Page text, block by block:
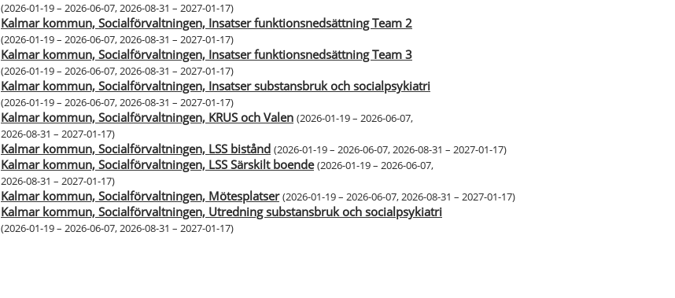
(2026-01-19 – 2026-06-07,2026-08-31 – 2027-01-17)
Kalmar kommun, Socialförvaltningen, Insatser funktionsnedsättning Team 2
(2026-01-19 – 2026-06-07,2026-08-31 – 2027-01-17)
Kalmar kommun, Socialförvaltningen, Insatser funktionsnedsättning Team 3
(2026-01-19 – 2026-06-07,2026-08-31 – 2027-01-17)
Kalmar kommun, Socialförvaltningen, Insatser substansbruk och socialpsykiatri
(2026-01-19 – 2026-06-07,2026-08-31 – 2027-01-17)
Kalmar kommun, Socialförvaltningen, KRUS och Valen (2026-01-19 – 2026-06-07,
2026-08-31 – 2027-01-17)
Kalmar kommun, Socialförvaltningen, LSS bistånd (2026-01-19 – 2026-06-07,2026-08-31 – 2027-01-17)
Kalmar kommun, Socialförvaltningen, LSS Särskilt boende (2026-01-19 – 2026-06-07,
2026-08-31 – 2027-01-17)
Kalmar kommun, Socialförvaltningen, Mötesplatser (2026-01-19 – 2026-06-07,2026-08-31 – 2027-01-17)
Kalmar kommun, Socialförvaltningen, Utredning substansbruk och socialpsykiatri
(2026-01-19 – 2026-06-07,2026-08-31 – 2027-01-17)